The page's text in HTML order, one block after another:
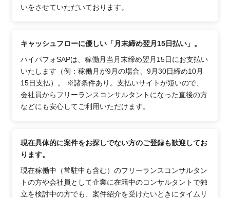
いをさせていただいております。
キャッシュフローに優しい「月末締め翌月15日払い」。
ハイパフォSAPは、稼働月当月末締め翌月15日にお支払い
いたします（例：稼働月が9月の場合、9月30日締め10月
15日支払）。 ※諸条件あり。支払いサイトが短いので、
会社員からフリーランスコンサルタントになった直後の方
などにも安心してご利用いただけます。
現在具体的に案件をお探しでない方のご登録も歓迎してお
ります。
現在稼働中（常駐中も含む）のフリーランスコンサルタン
トの方や会社員として企業に在籍中のコンサルタントで独
立を検討中の方でも、案件紹介を受けたいときにタイムリ